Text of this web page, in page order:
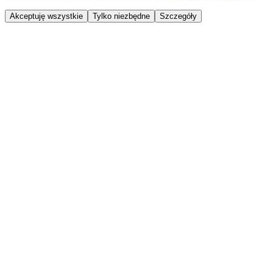
Akceptuję wszystkie Tylko niezbędne Szczegóły